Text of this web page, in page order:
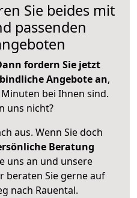
Sie beides mit
passenden
fordern Sie jetzt
Angebote an,
bei Ihnen sind.
uns nicht?
aus. Wenn Sie doch
Beratung
uns an und unsere
beraten Sie gerne auf
nach Rauental.